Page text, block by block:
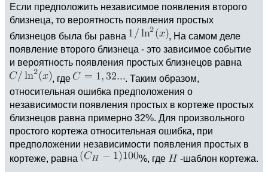
Если предположить независимое появления второго
близнеца, то вероятность появления простых
близнецов была бы равна
, На самом деле
появление второго близнеца - это зависимое событие
и вероятность появления простых близнецов равна
, где
. Таким образом,
относительная ошибка предположения о
независимости появления простых в кортеже простых
близнецов равна примерно 32%. Для произвольного
простого кортежа относительная ошибка, при
предположении независимости появления простых в
кортеже, равна
%, где -шаблон кортежа.